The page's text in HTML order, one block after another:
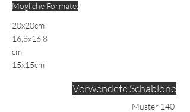
Mögliche Formate:
20x20cm
16,8x16,8
cm
15x15cm
Verwendete Schablone
Muster 140